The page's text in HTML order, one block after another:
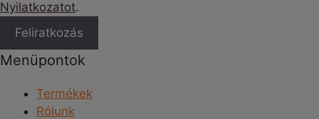
Nyilatkozatot.
Feliratkozás
Menüpontok
Termékek
Rólunk